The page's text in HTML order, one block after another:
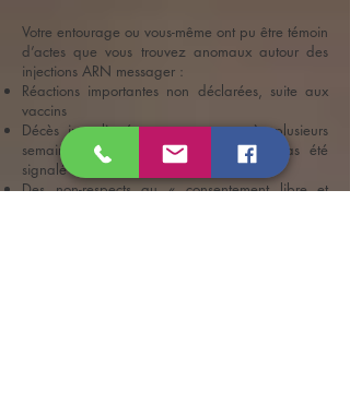
Votre entourage ou vous-même ont pu être témoin
d’actes que vous trouvez anomaux autour des
injections ARN messager :
Réactions importantes non déclarées, suite aux
vaccins
Décès inexpliqués ou suspect, après plusieurs
semaines d’un vaccin. Ceux-ci n’ont pas été
signalé à la pharmacovigilance
Des non-respects au « consentement libre et